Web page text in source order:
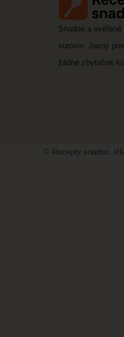
Snadné a
surovin. Jasný
žádné zbytečné
© Recepty snadno.